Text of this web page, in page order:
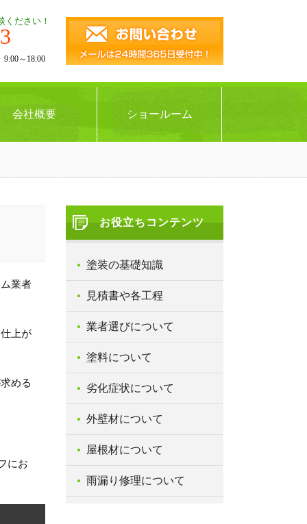
ください！
～18:00
会社概要 ショールーム
業者
上が
める
にお
お役立ちコンテンツ
塗装の基礎知識
見積書や各工程
業者選びについて
塗料について
劣化症状について
外壁材について
屋根材について
雨漏り修理について